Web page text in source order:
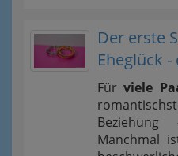
Der erste
Eheglück
Fürviele
Manchmal